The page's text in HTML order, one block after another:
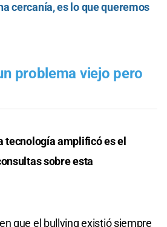
cercanía, es lo que queremos
problema viejo pero
tecnología amplificó es el
sobre esta
que el bullying existió siempre